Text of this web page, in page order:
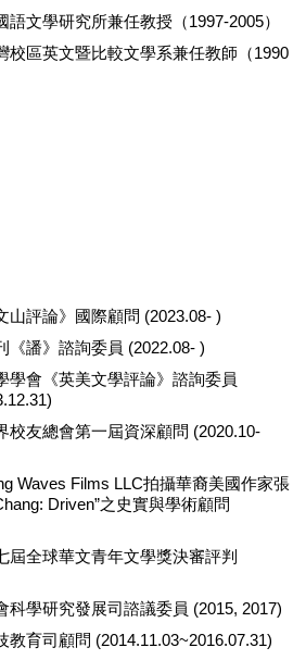
語文學研究所兼任教授（1997-2005）
校區英文暨比較文學系兼任教師（1990
山評論》國際顧問 (2023.08- )
《譒》諮詢委員 (2022.08- )
學會《英美文學評論》諮詢委員
校友總會第一屆資深顧問 (2020.10-
Waves Films LLC拍攝華裔美國作家張
Driven”之史實與學術顧問
屆全球華文青年文學獎決審評判
科學研究發展司諮議委員 (2015, 2017)
教育司顧問 (2014.11.03~2016.07.31)